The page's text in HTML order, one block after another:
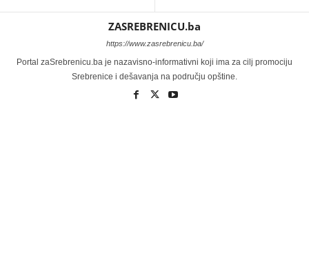
ZASREBRENICU.ba
https://www.zasrebrenicu.ba/
Portal zaSrebrenicu.ba je nazavisno-informativni koji ima za cilj promociju
Srebrenice i dešavanja na području opštine.